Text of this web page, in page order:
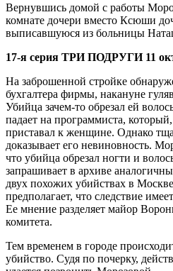
Вернувшись домой с работы
комнате дочери вместо Ксюши
выписавшуюся из больницы
17-я серия ТРИ ПОДРУГИ 11
На заброшенной стройке
бухгалтера фирмы, накануне
Убийца зачем-то обрезал ей
падает на программиста,
приставал к женщине. Однако
доказывает его невиновность.
что убийца обрезал ногти и
запрашивает в архиве
двух похожих убийствах в
предполагает, что следствие
Ее мнение разделяет майор
комитета.
Тем временем в городе
убийство. Судя по почерку,